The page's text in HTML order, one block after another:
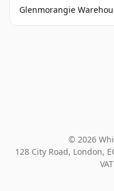
Glenmorangie
© 2026
128 City Road, London,